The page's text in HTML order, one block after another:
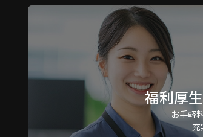
福利厚
お手軽